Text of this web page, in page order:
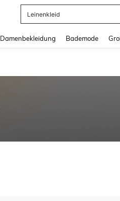
Leinenkleid
Damenbekleidung Bademode